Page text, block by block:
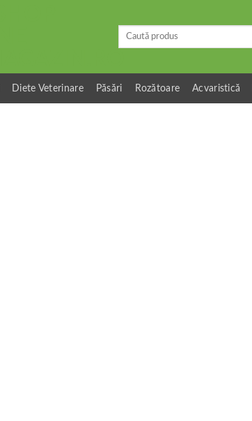
Caută
Diete Veterinare Păsări Rozătoare Acvaristică